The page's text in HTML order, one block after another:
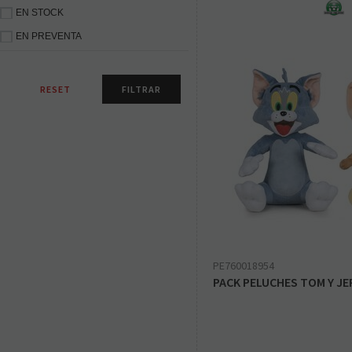
EN STOCK
EN PREVENTA
PE760018954
PACK PELUCHES TOM Y